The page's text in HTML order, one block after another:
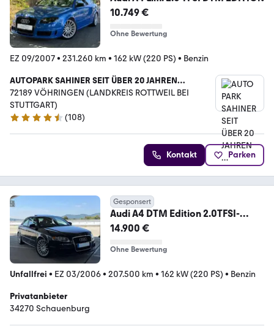
10.749 €
Ohne Bewertung
EZ 09/2007• 231.260 km • 162 kW (220 PS) • Benzin
AUTOPARK SAHINER SEIT ÜBER 20 JAHREN…
72189 VÖHRINGEN (LANDKREIS ROTTWEIL BEI
STUTTGART)
4.7 Sterne
(108)
Kontakt Parken
Gesponsert
Audi A4 DTM Edition 2.0TFSI-
Gepflegt/Sehr viel neu!!
14.900 €
Ohne Bewertung
Unfallfrei • EZ 03/2006• 207.500 km • 162 kW (220 PS) • Benzin
Privatanbieter
34270 Schauenburg